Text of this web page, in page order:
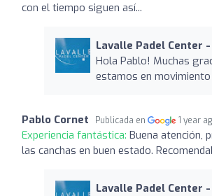
con el tiempo siguen así...
Lavalle Padel Center
Hola Pablo! Muchas
estamos en
Pablo Cornet Publicada en 1 year
Experiencia fantástica: Buena atención,
las canchas en buen estado.
Lavalle Padel Center